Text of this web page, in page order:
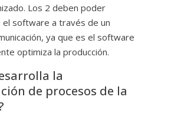
Los 2 deben poder
el software a través de un
ya que es el software
optimiza la producción.
la
de procesos de la